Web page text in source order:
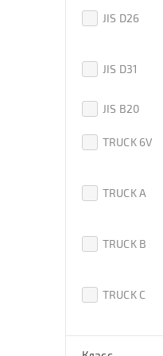
80d23
JIS D26
80D26
JIS D31
JIS B20
TRUCK 6V
TRUCK A
TRUCK B
TRUCK C